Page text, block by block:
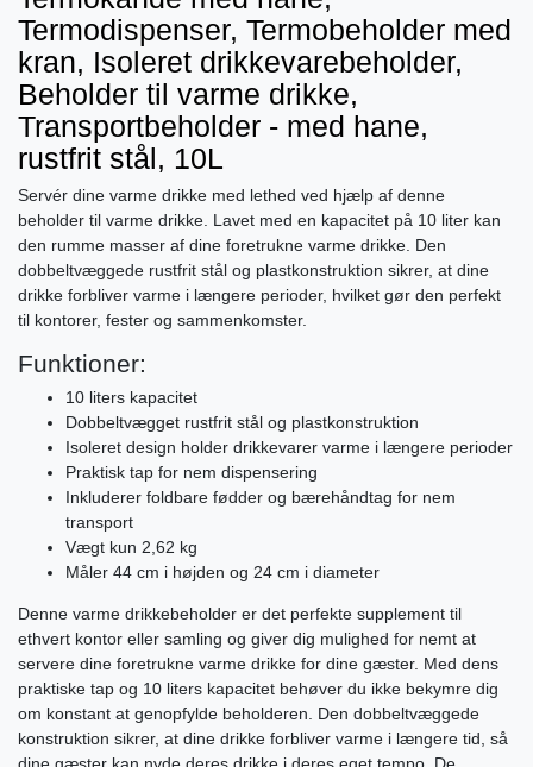
Termodispenser, Termobeholder med
kran, Isoleret drikkevarebeholder,
Beholder til varme drikke,
Transportbeholder - med hane,
rustfrit stål, 10L
Servér dine varme drikke med lethed ved hjælp af denne
beholder til varme drikke. Lavet med en kapacitet på 10 liter kan
den rumme masser af dine foretrukne varme drikke. Den
dobbeltvæggede rustfrit stål og plastkonstruktion sikrer, at dine
drikke forbliver varme i længere perioder, hvilket gør den perfekt
til kontorer, fester og sammenkomster.
Funktioner:
10 liters kapacitet
Dobbeltvægget rustfrit stål og plastkonstruktion
Isoleret design holder drikkevarer varme i længere perioder
Praktisk tap for nem dispensering
Inkluderer foldbare fødder og bærehåndtag for nem
transport
Vægt kun 2,62 kg
Måler 44 cm i højden og 24 cm i diameter
Denne varme drikkebeholder er det perfekte supplement til
ethvert kontor eller samling og giver dig mulighed for nemt at
servere dine foretrukne varme drikke for dine gæster. Med dens
praktiske tap og 10 liters kapacitet behøver du ikke bekymre dig
om konstant at genopfylde beholderen. Den dobbeltvæggede
konstruktion sikrer, at dine drikke forbliver varme i længere tid, så